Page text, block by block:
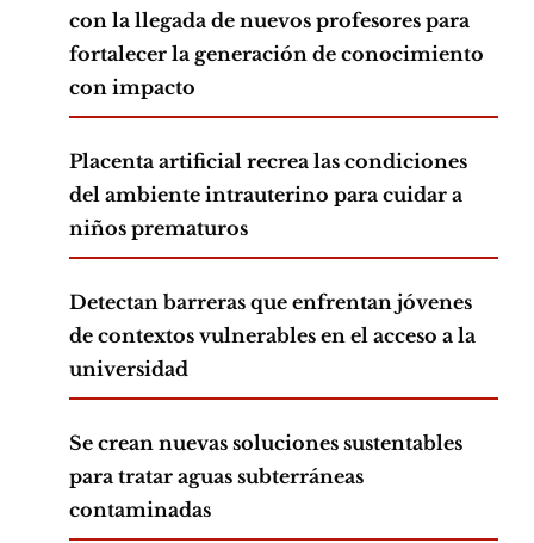
con la llegada de nuevos profesores para
fortalecer la generación de conocimiento
con impacto
Placenta artificial recrea las condiciones
del ambiente intrauterino para cuidar a
niños prematuros
Detectan barreras que enfrentan jóvenes
de contextos vulnerables en el acceso a la
universidad
Se crean nuevas soluciones sustentables
para tratar aguas subterráneas
contaminadas